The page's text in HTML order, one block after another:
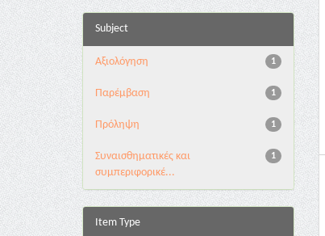
Subject
1
Αξιολόγηση
1
Παρέμβαση
1
Πρόληψη
1
Συναισθηματικές και
συμπεριφορικέ...
Item Type